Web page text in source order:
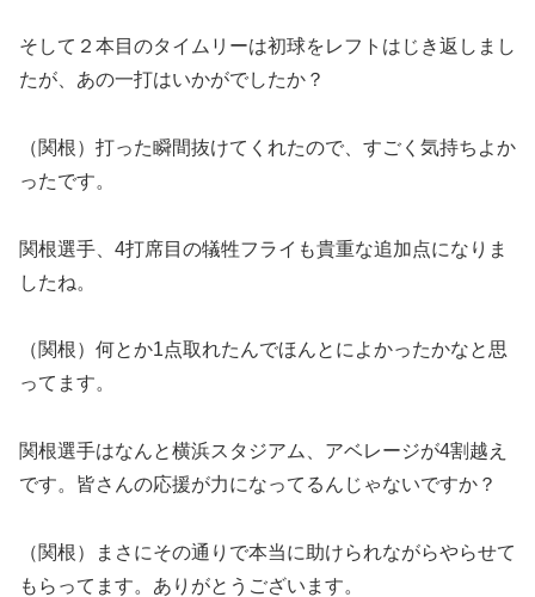
そして２本目のタイムリーは初球をレフトはじき返しまし
たが、あの一打はいかがでしたか？
（関根）打った瞬間抜けてくれたので、すごく気持ちよか
ったです。
関根選手、4打席目の犠牲フライも貴重な追加点になりま
したね。
（関根）何とか1点取れたんでほんとによかったかなと思
ってます。
関根選手はなんと横浜スタジアム、アベレージが4割越え
です。皆さんの応援が力になってるんじゃないですか？
（関根）まさにその通りで本当に助けられながらやらせて
もらってます。ありがとうございます。